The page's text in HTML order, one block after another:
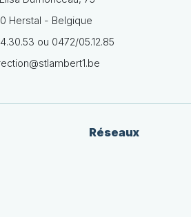
Herstal - Belgique
ou 0472/05.12.85
Réseaux